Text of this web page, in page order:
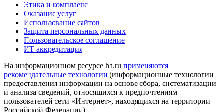
Этика и комплаенс
Оказание услуг
Использование сайтов
Защита персональных данных
Пользовательское соглашение
ИТ аккредитация
На информационном ресурсе hh.ru применяются
рекомендательные технологии (информационные технологии
предоставления информации на основе сбора, систематизации
и анализа сведений, относящихся к предпочтениям
пользователей сети «Интернет», находящихся на территории
Российской Федерации)